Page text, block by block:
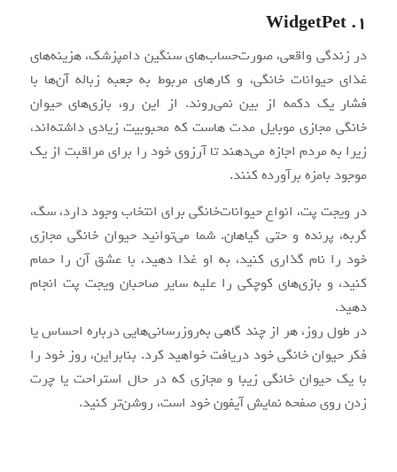
1. WidgetPet
در زندگی واقعی، صورت‌حساب‌های سنگین دامپزشک، هزینه‌های
غذای حیوانات خانگی، و کارهای مربوط به جعبه زباله آن‌‌ها با
فشار یک دکمه از بین نمی‌روند. از این رو، بازی‌های حیوان
خانگی مجازی موبایل مدت هاست که محبوبیت زیادی داشته‌اند،
زیرا به مردم اجازه می‌دهند تا آرزوی خود را برای مراقبت از یک
موجود بامزه برآورده کنند.
در ویجت پت، انواع حیوانات‌خانگی برای انتخاب وجود دارد‌، سگ،
گربه، پرنده و حتی گیاهان. شما می‌توانید حیوان خانگی مجازی
خود را نام گذار‌ی‌ کنید، به او غذا دهید، با عشق آن را حمام
کنید، و بازی‌های کوچکی را علیه سایر صاحبان ویجت پت انجام
دهید.
در طول روز، هر از چند گاهی به‌روزرسانی‌هایی درباره احساس یا
فکر حیوان خانگی خود دریافت خواهید کرد. بنابراین، روز خود را
با یک حیوان خانگی زیبا و مجازی که در حال استراحت یا چرت
زدن روی صفحه نمایش آیفون خود است، روشن‌تر کنید.